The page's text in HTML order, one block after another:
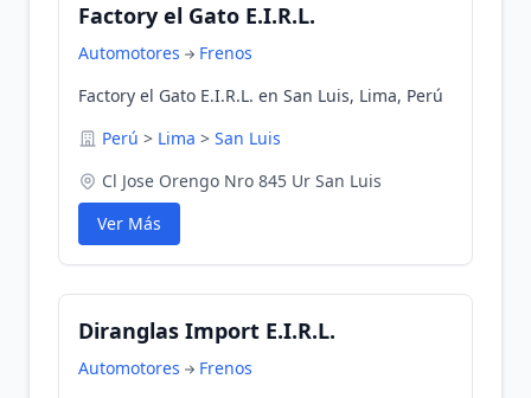
Factory el Gato E.I.R.L.
Automotores
Frenos
Factory el Gato E.I.R.L. en San Luis, Lima, Perú
Perú > Lima > San Luis
Cl Jose Orengo Nro 845 Ur San Luis
Ver Más
Diranglas Import E.I.R.L.
Automotores
Frenos